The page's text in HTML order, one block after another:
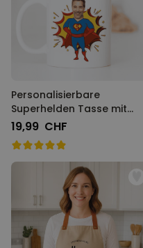
Personalisierbare
Superhelden Tasse mit
Gesicht
19,99 CHF